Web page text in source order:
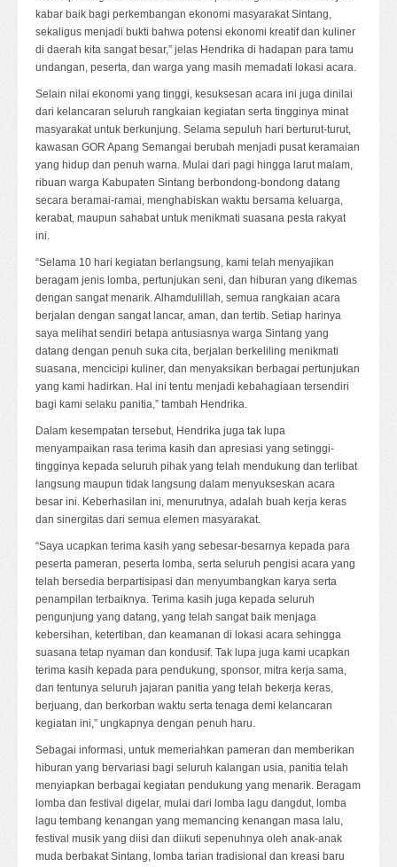
kabar baik bagi perkembangan ekonomi masyarakat Sintang,
sekaligus menjadi bukti bahwa potensi ekonomi kreatif dan kuliner
di daerah kita sangat besar,” jelas Hendrika di hadapan para tamu
undangan, peserta, dan warga yang masih memadati lokasi acara.
Selain nilai ekonomi yang tinggi, kesuksesan acara ini juga dinilai
dari kelancaran seluruh rangkaian kegiatan serta tingginya minat
masyarakat untuk berkunjung. Selama sepuluh hari berturut-turut,
kawasan GOR Apang Semangai berubah menjadi pusat keramaian
yang hidup dan penuh warna. Mulai dari pagi hingga larut malam,
ribuan warga Kabupaten Sintang berbondong-bondong datang
secara beramai-ramai, menghabiskan waktu bersama keluarga,
kerabat, maupun sahabat untuk menikmati suasana pesta rakyat
ini.
“Selama 10 hari kegiatan berlangsung, kami telah menyajikan
beragam jenis lomba, pertunjukan seni, dan hiburan yang dikemas
dengan sangat menarik. Alhamdulillah, semua rangkaian acara
berjalan dengan sangat lancar, aman, dan tertib. Setiap harinya
saya melihat sendiri betapa antusiasnya warga Sintang yang
datang dengan penuh suka cita, berjalan berkeliling menikmati
suasana, mencicipi kuliner, dan menyaksikan berbagai pertunjukan
yang kami hadirkan. Hal ini tentu menjadi kebahagiaan tersendiri
bagi kami selaku panitia,” tambah Hendrika.
Dalam kesempatan tersebut, Hendrika juga tak lupa
menyampaikan rasa terima kasih dan apresiasi yang setinggi-
tingginya kepada seluruh pihak yang telah mendukung dan terlibat
langsung maupun tidak langsung dalam menyukseskan acara
besar ini. Keberhasilan ini, menurutnya, adalah buah kerja keras
dan sinergitas dari semua elemen masyarakat.
“Saya ucapkan terima kasih yang sebesar-besarnya kepada para
peserta pameran, peserta lomba, serta seluruh pengisi acara yang
telah bersedia berpartisipasi dan menyumbangkan karya serta
penampilan terbaiknya. Terima kasih juga kepada seluruh
pengunjung yang datang, yang telah sangat baik menjaga
kebersihan, ketertiban, dan keamanan di lokasi acara sehingga
suasana tetap nyaman dan kondusif. Tak lupa juga kami ucapkan
terima kasih kepada para pendukung, sponsor, mitra kerja sama,
dan tentunya seluruh jajaran panitia yang telah bekerja keras,
berjuang, dan berkorban waktu serta tenaga demi kelancaran
kegiatan ini,” ungkapnya dengan penuh haru.
Sebagai informasi, untuk memeriahkan pameran dan memberikan
hiburan yang bervariasi bagi seluruh kalangan usia, panitia telah
menyiapkan berbagai kegiatan pendukung yang menarik. Beragam
lomba dan festival digelar, mulai dari lomba lagu dangdut, lomba
lagu tembang kenangan yang memancing kenangan masa lalu,
festival musik yang diisi dan diikuti sepenuhnya oleh anak-anak
muda berbakat Sintang, lomba tarian tradisional dan kreasi baru